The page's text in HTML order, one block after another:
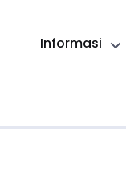
Informasi